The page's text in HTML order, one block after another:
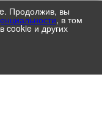
Продолжив, вы
, в том
cookie и других